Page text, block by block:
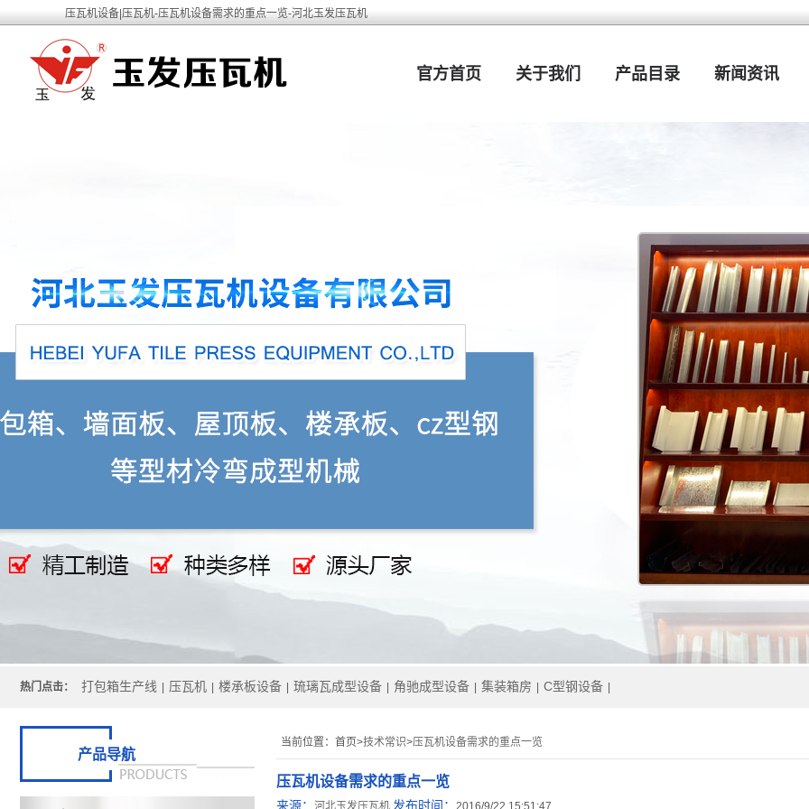
压瓦机设备|压瓦机-压瓦机设备需求的重点一览-河北玉发压瓦机
官方首页 关于我们 产品目录 新闻资讯
热门点击： 打包箱生产线 压瓦机 楼承板设备 琉璃瓦成型设备 角驰成型设备 集装箱房 C型钢设备
当前位置： 首页>技术常识>压瓦机设备需求的重点一览
压瓦机设备需求的重点一览
来源： 河北玉发压瓦机 发布时间： 2016/9/22 15:51:47
产品导航